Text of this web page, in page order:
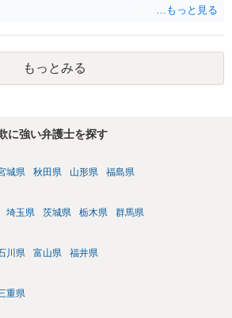
もっとみる
に強い弁護士を探す
城県 秋田県 山形県 福島県
埼玉県 茨城県 栃木県 群馬県
川県 富山県 福井県
重県